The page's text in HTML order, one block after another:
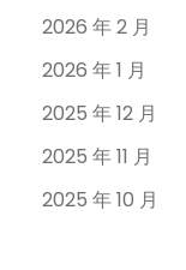
2026 年 2 月
2026 年 1 月
2025 年 12 月
2025 年 11 月
2025 年 10 月